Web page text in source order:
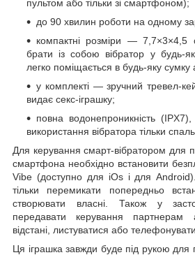
пультом або тільки зі смартфоном);
до 90 хвилин роботи на одному
компактні розміри —
брати із собою вібратор у будь-
легко поміщається в будь-яку сумку
у комплекті — зручний тревел-
видає секс-іграшку;
повна водонепроникність
використання вібратора тільки
Для керування смарт-вібратором для
смартфона необхідно встановити
Vibe (доступно для iOs і для
тільки перемикати попередньо
створювати власні. Також у
передавати керування
відстані, листуватися або
Ця іграшка завжди буде під рукою